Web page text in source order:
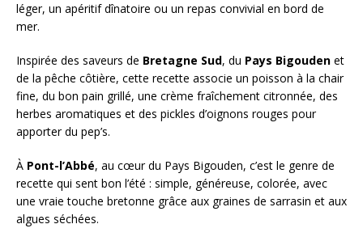
léger, un apéritif dînatoire ou un repas convivial en bord de
mer.
Inspirée des saveurs de Bretagne Sud, du Pays Bigouden et
de la pêche côtière, cette recette associe un poisson à la chair
fine, du bon pain grillé, une crème fraîchement citronnée, des
herbes aromatiques et des pickles d’oignons rouges pour
apporter du pep’s.
À Pont-l’Abbé, au cœur du Pays Bigouden, c’est le genre de
recette qui sent bon l’été : simple, généreuse, colorée, avec
une vraie touche bretonne grâce aux graines de sarrasin et aux
algues séchées.